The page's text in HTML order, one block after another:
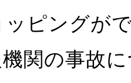
ピングが
関の事故